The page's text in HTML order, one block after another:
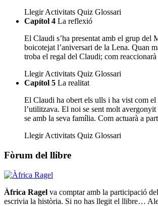
Llegir Activitats Quiz Glossari
Capítol 4 La reflexió
El Claudi s’ha presentat amb el grup del
boicotejat l’aniversari de la Lena. Quan
troba el regal del Claudi; com
Llegir Activitats Quiz Glossari
Capítol 5 La realitat
El Claudi ha obert els ulls i ha vist com
l’utilitzava. El noi se sent molt
se amb la seva família. Com actuarà a
Llegir Activitats Quiz Glossari
Fòrum del llibre
Àfrica Ragel va comptar amb la participació
escrivia la història. Si no has llegit el llibre…